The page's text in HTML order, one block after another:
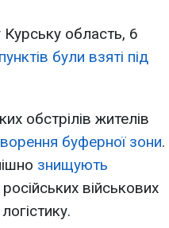
область, 6
були взяті під
обстрілів жителів
буферної зони.
знищують
військових